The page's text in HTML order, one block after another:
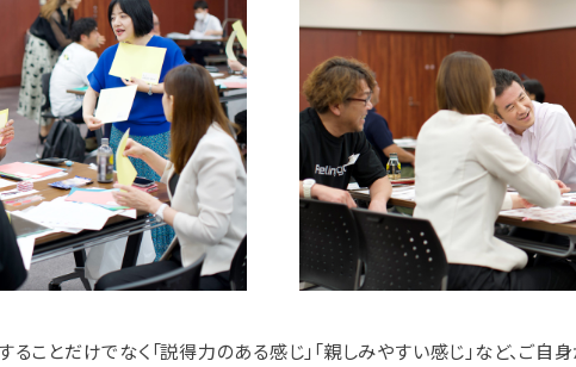
ことだけでなく「説得力のある感じ」「親しみやすい感じ」など、ご自